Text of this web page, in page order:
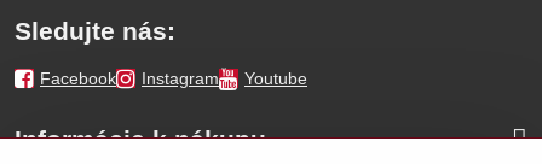
Sledujte nás:
Facebook Instagram Youtube
Informácie k nákupu